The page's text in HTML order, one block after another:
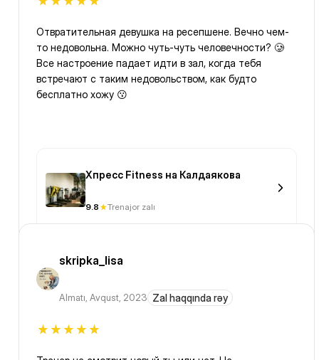
Отвратительная девушка на ресепшене. Вечно чем-
то недовольна. Можно чуть-чуть человечности? 🥲
Все настроение падает идти в зал, когда тебя
встречают с таким недовольством, как будто
бесплатно хожу 😗
Xпресс Fitness на Калдаякова
9.8 Trenajor zalı
skripka_lisa
Almatı, Avqust, 2023 Zal haqqında rəy